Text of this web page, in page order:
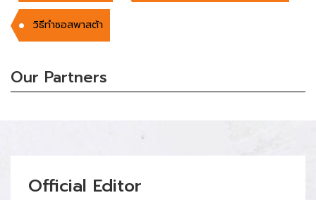
วิธีทำซอสพาสต้า
Our Partners
Official Editor